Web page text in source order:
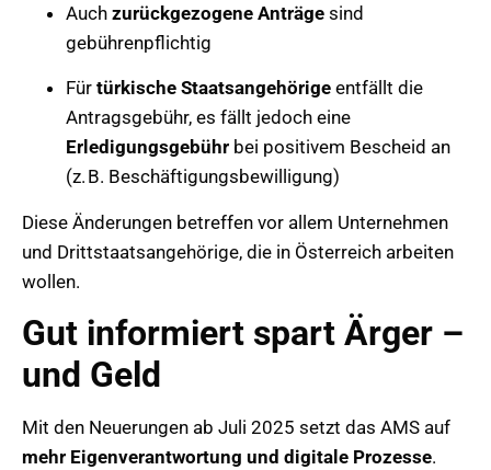
Auch zurückgezogene Anträge sind
gebührenpflichtig
Für türkische Staatsangehörige entfällt die
Antragsgebühr, es fällt jedoch eine
Erledigungsgebühr bei positivem Bescheid an
(z. B. Beschäftigungsbewilligung)
Diese Änderungen betreffen vor allem Unternehmen
und Drittstaatsangehörige, die in Österreich arbeiten
wollen.
Gut informiert spart Ärger –
und Geld
Mit den Neuerungen ab Juli 2025 setzt das AMS auf
mehr Eigenverantwortung und digitale Prozesse.